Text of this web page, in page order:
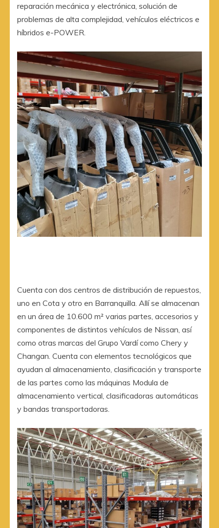
reparación mecánica y electrónica, solución de
problemas de alta complejidad, vehículos eléctricos e
híbridos e-POWER.
Cuenta con dos centros de distribución de repuestos,
uno en Cota y otro en Barranquilla. Allí se almacenan
en un área de 10.600 m² varias partes, accesorios y
componentes de distintos vehículos de Nissan, así
como otras marcas del Grupo Vardí como Chery y
Changan. Cuenta con elementos tecnológicos que
ayudan al almacenamiento, clasificación y transporte
de las partes como las máquinas Modula de
almacenamiento vertical, clasificadoras automáticas
y bandas transportadoras.